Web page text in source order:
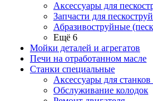
Аксессуары для
Запчасти для
Абразивоструйные
Ещё 6
Мойки деталей и агрегатов
Печи на отработанном масле
Станки специальные
Аксессуары для
Обслуживание колодок